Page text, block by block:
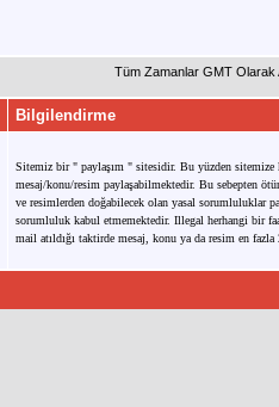
Tüm Zamanlar GMT Olarak
Bilgilendirme
Sitemiz bir " paylaşım " sitesidir. Bu yüzden
mesaj/konu/resim paylaşabilmektedir. Bu sebepten
ve resimlerden doğabilecek olan yasal sorumluluklar
sorumluluk kabul etmemektedir. Illegal herhangi bir
mail atıldığı taktirde mesaj, konu ya da resim en